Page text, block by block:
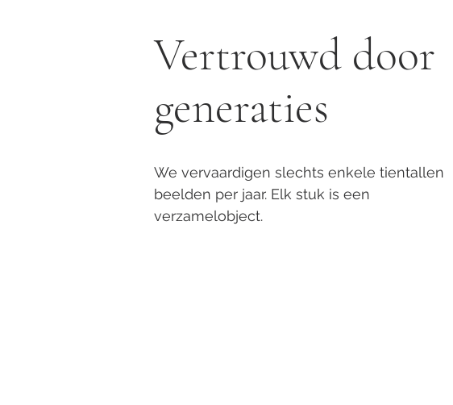
Vertrouwd door
generaties
We vervaardigen slechts enkele tientallen
beelden per jaar. Elk stuk is een
verzamelobject.